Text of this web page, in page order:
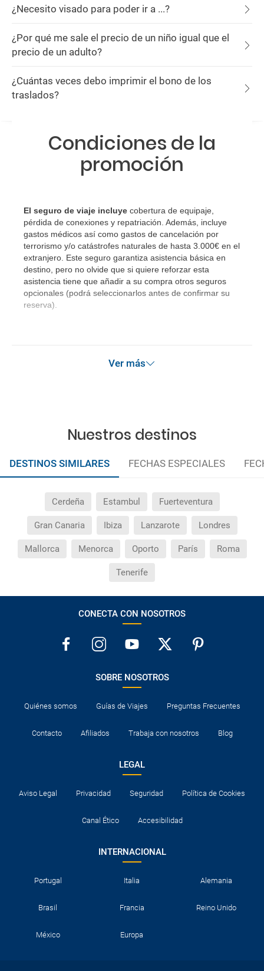
¿Necesito visado para poder ir a ...?
¿Por qué me sale el precio de un niño igual que el
precio de un adulto?
¿Cuántas veces debo imprimir el bono de los
traslados?
Condiciones de la
promoción
El seguro de viaje incluye cobertura de equipaje,
pérdida de conexiones y repatriación. Además, incluye
gastos médicos así como gastos de cancelación por
terrorismo y/o catástrofes naturales de hasta 3.000€ en el
extranjero. Este seguro garantiza asistencia básica en
destino, pero no olvide que si quiere reforzar esta
asistencia tiene que añadir a su compra otros seguros
opcionales (podrá seleccionarlos antes de confirmar su
reserva).
Ver más
Nuestros destinos
DESTINOS SIMILARES FECHAS ESPECIALES
Cerdeña Estambul Fuerteventura
Gran Canaria Ibiza Lanzarote Londres
Mallorca Menorca Oporto París Roma
Tenerife
CONECTA CON NOSOTROS
SOBRE NOSOTROS
Quiénes somos Guías de Viajes Preguntas Frecuentes
Contacto Afiliados Trabaja con nosotros Blog
LEGAL
Aviso Legal Privacidad Seguridad Política de Cookies
Canal Ético Accesibilidad
INTERNACIONAL
Portugal Italia Alemania
Brasil Francia Reino Unido
México Europa